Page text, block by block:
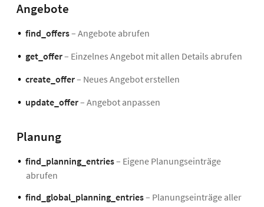
Angebote
find_offers– Angebote abrufen
get_offer– Einzelnes Angebot mit allen Details abrufen
create_offer– Neues Angebot erstellen
update_offer– Angebot anpassen
Planung
find_planning_entries– Eigene Planungseinträge
abrufen
find_global_planning_entries– Planungseinträge aller